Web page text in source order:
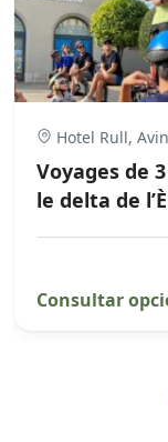
Hotel Rull,
Voyages de
le delta de
Consultar